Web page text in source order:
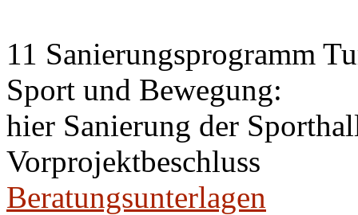
11 Sanierungsprogramm
Sport und Bewegung:
hier Sanierung der
Vorprojektbeschluss
Beratungsunterlagen